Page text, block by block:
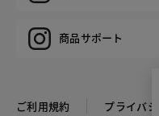
商品サポート
ご利用規約 プライバ